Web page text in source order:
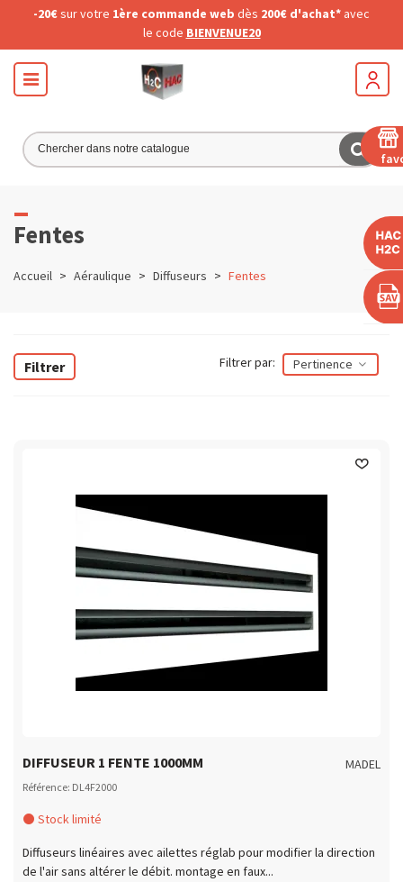
-20€sur votre 1ère commande web dès 200€ d'achat* avec
le code BIENVENUE20
Fentes
Accueil > Aéraulique > Diffuseurs > Fentes
Filtrer Filtrer par: Pertinence
DIFFUSEUR 1 FENTE 1000MM MADEL
Référence: DL4F2000
Stock limité
Diffuseurs linéaires avec ailettes réglab pour modifier la direction
de l'air sans altérer le débit. montage en faux...